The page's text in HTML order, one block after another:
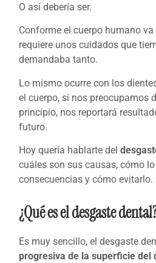
O así debería ser.
Conforme el cuerpo humano
requiere unos cuidados que
demandaba tanto.
Lo mismo ocurre con los
el cuerpo, si nos preocupamos
principio, nos reportará
futuro.
Hoy quería hablarte del
cuáles son sus causas, cómo
consecuencias y cómo evitarlo.
¿Qué es el desgaste
Es muy sencillo, el desgaste
progresiva de la superficie del